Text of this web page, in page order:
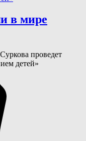
в мире
проведет
детей»